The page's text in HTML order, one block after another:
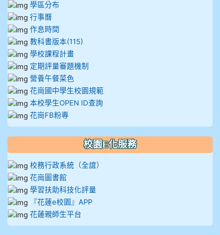
學區分布
行事曆
作息時間
教科書版本(115)
學校課程計畫
定期評量審題機制
營養午餐菜色
花崗國中學生校園規範
本校學生OPEN ID查詢
花崗FB粉專
校園E化服務
校務行政系統（全誼）
花崗圖書館
學習扶助科技化評量
『花蓮e校園』APP
花蓮親師生平台